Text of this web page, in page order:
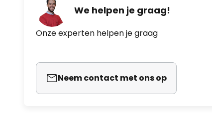
We helpen je graag!
Onze experten helpen je graag
Neem contact met ons op